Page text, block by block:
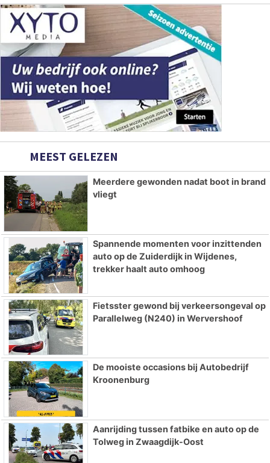
MEEST GELEZEN
Meerdere gewonden nadat boot in brand
vliegt
Spannende momenten voor inzittenden
auto op de Zuiderdijk in Wijdenes,
trekker haalt auto omhoog
Fietsster gewond bij verkeersongeval op
Parallelweg (N240) in Wervershoof
De mooiste occasions bij Autobedrijf
Kroonenburg
Aanrijding tussen fatbike en auto op de
Tolweg in Zwaagdijk-Oost